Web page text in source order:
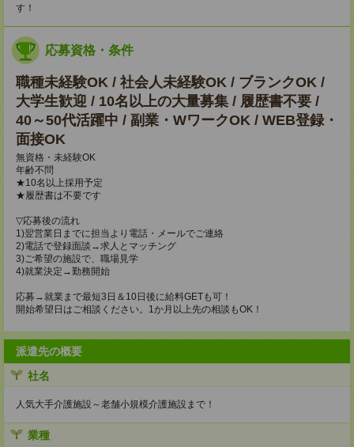
す！
応募資格・条件
職種未経験OK / 社会人未経験OK / ブランクOK /
大学生歓迎 / 10名以上の大量募集 / 履歴書不要 /
40～50代活躍中 / 副業・WワークOK / WEB登録・
面接OK
無資格・未経験OK
年齢不問
★10名以上採用予定
★履歴書は不要です
▽応募後の流れ
1)翌営業日までに担当より電話・メールでご連絡
2)電話で登録面談→求人とマッチング
3)ご希望の施設で、職場見学
4)就業決定→勤務開始
応募→就業まで最短3日＆10日後に給料GETも可！
開始希望日はご相談ください。1か月以上先の相談もOK！
派遣先の概要
社名
人気大手介護施設～老舗小規模介護施設まで！
業種